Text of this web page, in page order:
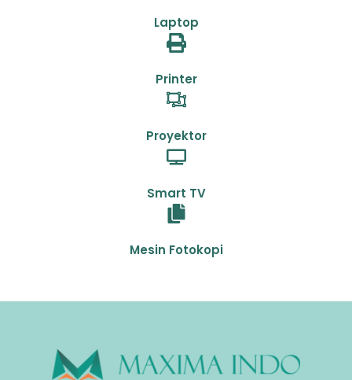
Laptop
Printer
Proyektor
Smart TV
Mesin Fotokopi